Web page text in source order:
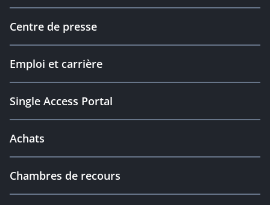
Centre de presse
Emploi et carrière
Single Access Portal
Achats
Chambres de recours